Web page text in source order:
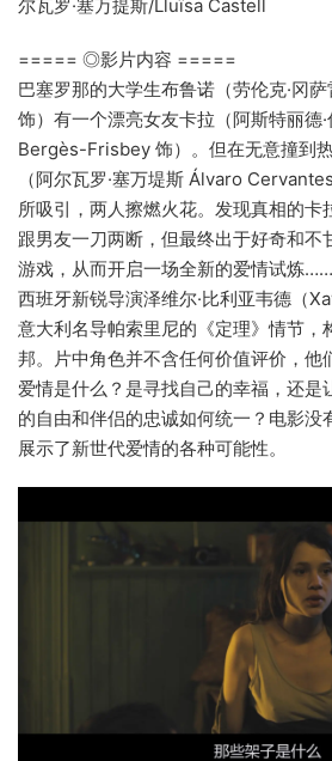
尔瓦罗·塞万提斯/Lluïsa Castell
===== ◎影片内容 =====
巴塞罗那的大学生布鲁诺（劳伦克·冈
饰）有一个漂亮女友卡拉（阿斯特丽德
Bergès-Frisbey 饰）。但在无意撞到
（阿尔瓦罗·塞万堤斯 Álvaro
所吸引，两人擦燃火花。发现真相的卡
跟男友一刀两断，但最终出于好奇和不
游戏，从而开启一场全新的爱情试炼……
西班牙新锐导演泽维尔·比利亚韦德（
意大利名导帕索里尼的《定理》情节，
邦。片中角色并不含任何价值评价，他
爱情是什么？是寻找自己的幸福，还是
的自由和伴侣的忠诚如何统一？电影没
展示了新世代爱情的各种可能性。